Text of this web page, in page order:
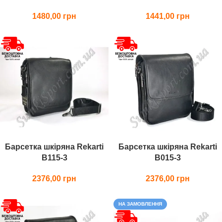
1480,00 1441,00
Барсетка шкіряна Rekarti
В115-3
2376,00
Барсетка шкіряна Rekarti
В015-3
2376,00
НА ЗАМОВЛЕННЯ